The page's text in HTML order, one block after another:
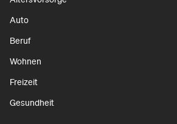
Auto
Beruf
Wohnen
Freizeit
Gesundheit